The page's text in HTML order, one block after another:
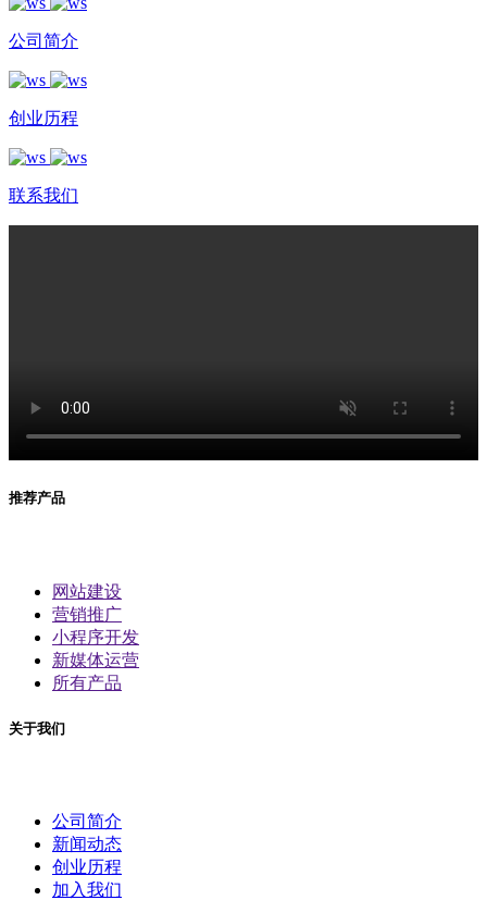
公司简介
创业历程
联系我们
推荐产品
网站建设
营销推广
小程序开发
新媒体运营
所有产品
关于我们
公司简介
新闻动态
创业历程
加入我们